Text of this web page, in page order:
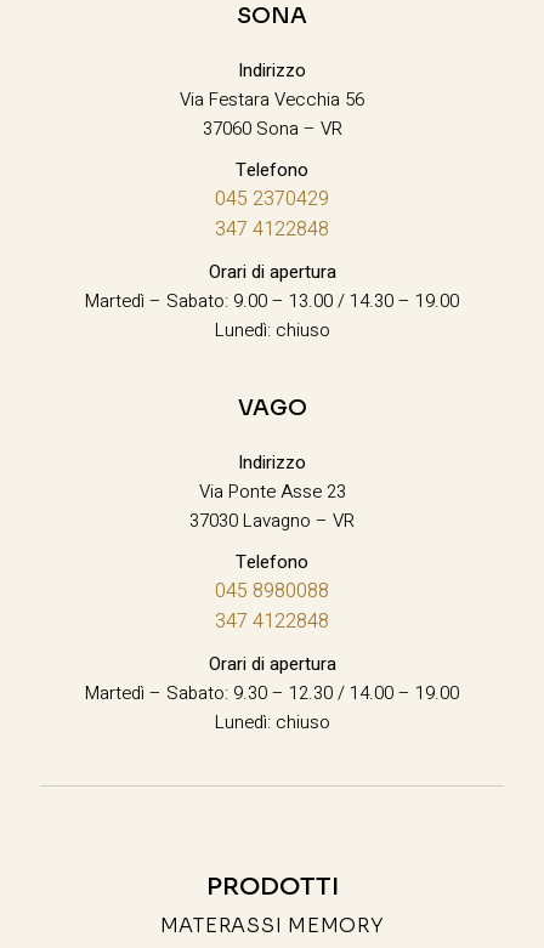
SONA
Indirizzo
Via Festara Vecchia 56
37060 Sona – VR
Telefono
045 2370429
347 4122848
Orari di apertura
Martedì – Sabato: 9.00 – 13.00 / 14.30 – 19.00
Lunedì: chiuso
VAGO
Indirizzo
Via Ponte Asse 23
37030 Lavagno – VR
Telefono
045 8980088
347 4122848
Orari di apertura
Martedì – Sabato: 9.30 – 12.30 / 14.00 – 19.00
Lunedì: chiuso
PRODOTTI
MATERASSI MEMORY